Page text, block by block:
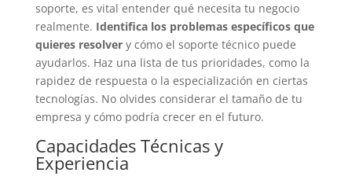
soporte, es vital entender qué necesita tu negocio
realmente. Identifica los problemas específicos que
quieres resolvery cómo el soporte técnico puede
ayudarlos. Haz una lista de tus prioridades, como la
rapidez de respuesta o la especialización en ciertas
tecnologías. No olvides considerar el tamaño de tu
empresa y cómo podría crecer en el futuro.
Capacidades Técnicas y
Experiencia